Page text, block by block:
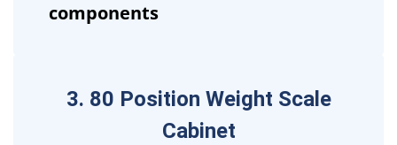
components
3. 80 Position Weight Scale
Cabinet